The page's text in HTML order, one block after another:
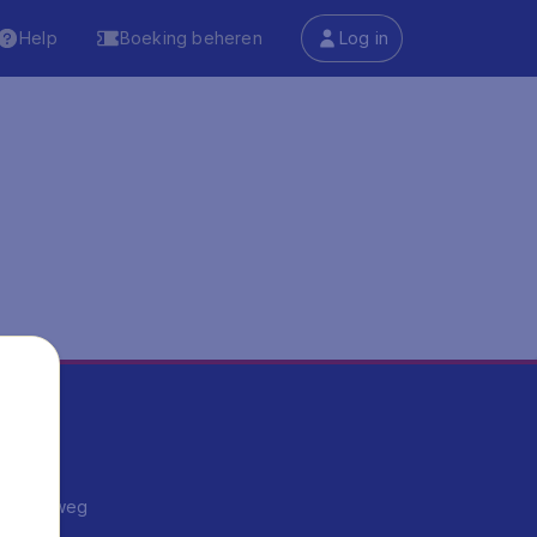
Help Boeking beheren Log in
weg